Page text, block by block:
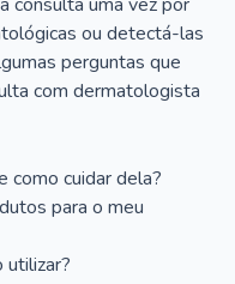
ou detectá-las
perguntas que
com dermatologista
como cuidar dela?
para o meu